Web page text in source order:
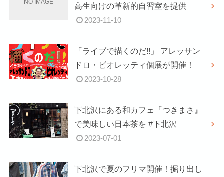
高生向けの革新的自習室を提供
2023-11-10
「ライブで描くのだ!!」 アレッサン
ドロ・ビオレッティ個展が開催！
2023-10-28
下北沢にある和カフェ『つきまさ』
で美味しい日本茶を #下北沢
2023-07-01
下北沢で夏のフリマ開催！掘り出し